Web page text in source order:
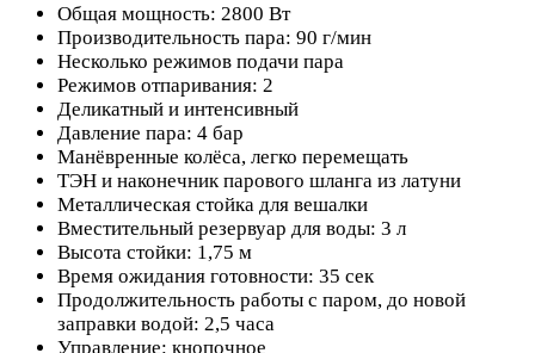
Общая мощность: 2800 Вт
Производительность пара: 90 г/мин
Несколько режимов подачи пара
Режимов отпаривания: 2
Деликатный и интенсивный
Давление пара: 4 бар
Манёвренные колёса, легко перемещать
ТЭН и наконечник парового шланга из латуни
Металлическая стойка для вешалки
Вместительный резервуар для воды: 3 л
Высота стойки: 1,75 м
Время ожидания готовности: 35 сек
Продолжительность работы с паром, до новой
заправки водой: 2,5 часа
Управление: кнопочное